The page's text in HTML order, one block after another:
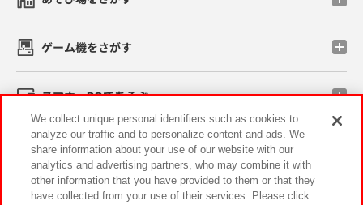
ゲーム機をさがす
スマホ・PCであそぶ
イベント・キャンペーン
We collect unique personal identifiers such as cookies to
analyze our traffic and to personalize content and ads. We
share information about your use of our website with our
analytics and advertising partners, who may combine it with
other information that you have provided to them or that they
have collected from your use of their services. Please click